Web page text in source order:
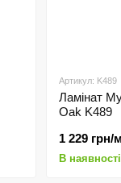
Артикул: K489
Ламінат
Oak K489
1 229 грн/
В наявності